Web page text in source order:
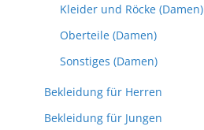
Kleider und Röcke (Damen)
Oberteile (Damen)
Sonstiges (Damen)
Bekleidung für Herren
Bekleidung für Jungen